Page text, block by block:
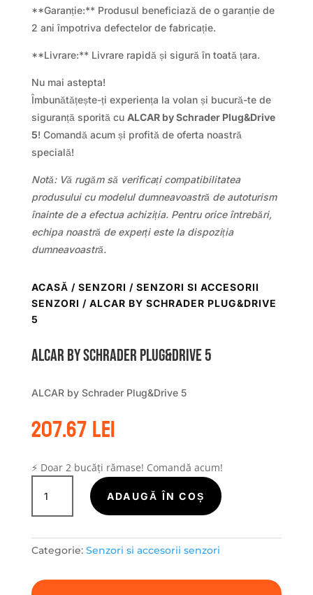
**Garanție:** Produsul beneficiază de o garanție de
2 ani împotriva defectelor de fabricație.
**Livrare:** Livrare rapidă și sigură în toată țara.
Nu mai astepta!
Îmbunătățește-ți experiența la volan și bucură-te de
siguranță sporită cu ALCAR by Schrader Plug&Drive
5! Comandă acum și profită de oferta noastră
specială!
Notă: Vă rugăm să verificați compatibilitatea
produsului cu modelul dumneavoastră de autoturism
înainte de a efectua achiziția. Pentru orice întrebări,
echipa noastră de experți este la dispoziția
dumneavoastră.
ACASĂ / SENZORI / SENZORI SI ACCESORII
SENZORI / ALCAR BY SCHRADER PLUG&DRIVE
5
ALCAR by Schrader Plug&Drive 5
ALCAR by Schrader Plug&Drive 5
207.67lei
⚡ Doar 2 bucăți rămase! Comandă acum!
Cantitate
ALCAR
by
Plug&Drive
ADAUGĂ ÎN COȘ
Categorie: Senzori si accesorii senzori